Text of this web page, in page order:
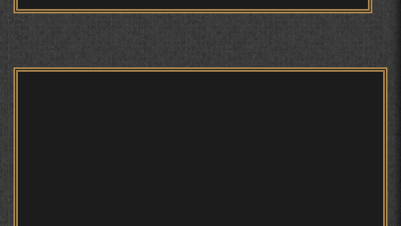
БЕРУНӢ ВА НАВРӮЗИ АҶАМ